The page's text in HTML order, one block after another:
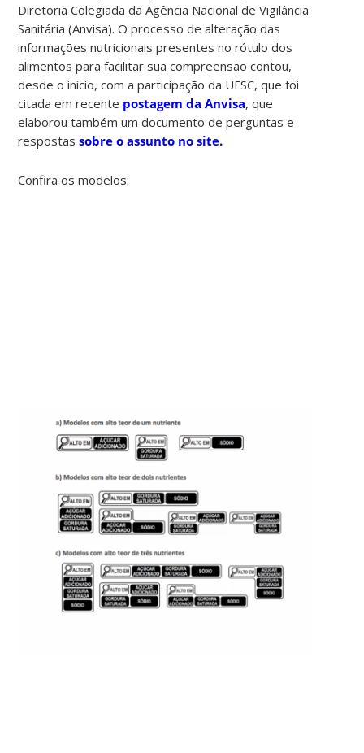
Diretoria Colegiada da Agência Nacional de Vigilância
Sanitária (Anvisa). O processo de alteração das
informações nutricionais presentes no rótulo dos
alimentos para facilitar sua compreensão contou,
desde o início, com a participação da UFSC, que foi
citada em recente postagem da Anvisa, que
elaborou também um documento de perguntas e
respostas sobre o assunto no site.
Confira os modelos: